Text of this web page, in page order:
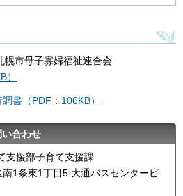
市母子寡婦福祉連合会
）
書（PDF：106KB）
合わせ
支援部子育て支援課
1条東1丁目5 大通バスセンタービ